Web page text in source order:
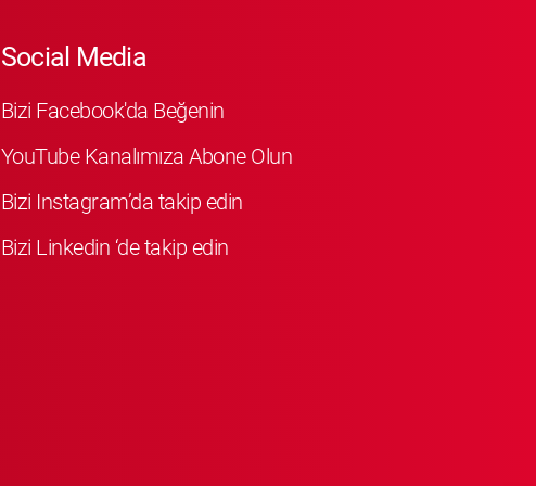
Social Media
Bizi Facebook'da Beğenin
YouTube Kanalımıza Abone Olun
Bizi Instagram’da takip edin
Bizi Linkedin ‘de takip edin